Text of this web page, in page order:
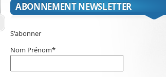
ABONNEMENT NEWSLETTER
S'abonner
Nom Prénom*